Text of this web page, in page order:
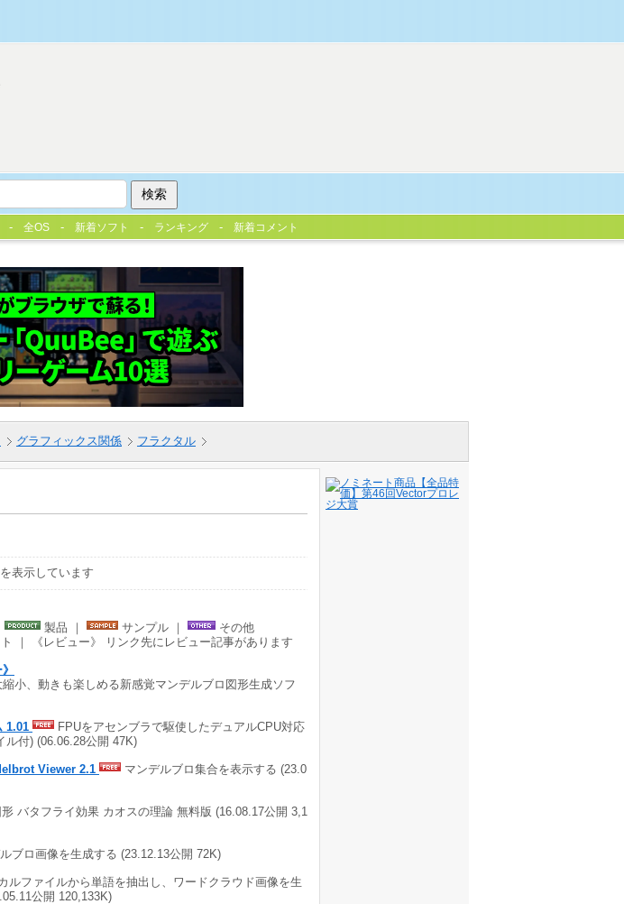
全OS 新着ソフト ランキング 新着コメント
グラフィックス関係 フラクタル
表示しています
製品 ｜ サンプル ｜
その他
｜ 《レビュー》 リンク先にレビュー記事があります
小、動きも楽しめる新感覚マンデルブロ図形生成ソフ
1.01
FPUをアセンブラで駆使したデュアルCPU対応
ル付) (06.06.28公開 47K)
Viewer 2.1
マンデルブロ集合を表示する (23.0
バタフライ効果 カオスの理論 無料版 (16.08.17公開 3,1
ブロ画像を生成する (23.12.13公開 72K)
ルファイルから単語を抽出し、ワードクラウド画像を生
公開 120,133K)